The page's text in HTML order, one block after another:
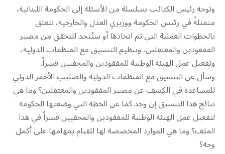
وتوجه رئيس الكتائب بسلسلة من الأسئلة إلى الحكومة اللبنانية،
متمثلةً في رئيس الحكومة ووزيري العدل والخارجية، تتعلق
بالخطوات العملية التي تم اتخاذها أو ستُتخذ للتحقق من مصير
المفقودين والمعتقلين، وتنظيم التنسيق مع المنظمات الدولية،
وتفعيل عمل الهيئة الوطنية للمفقودين والمخفيين قسراً.
وسأل عن التنسيق مع المنظمات الدولية والصليب الأحمر الدولي
للمساعدة في الكشف عن مصير المفقودين والمعتقلين؟ وما هي
نتائج هذا التنسيق إن وجد كما عن الخطة التي وضعتها الحكومة
لتفعيل عمل الهيئة الوطنية للمفقودين والمخفيين قسراً في هذا
الملف؟ وما هي الموارد المخصصة لها للقيام بمهامها على أكمل
وجه؟